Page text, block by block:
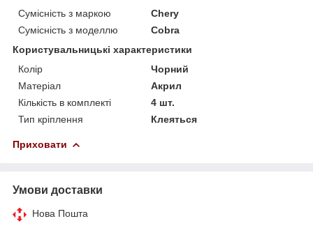
Сумісність з маркою
Chery
Сумісність з моделлю
Cobra
Користувальницькі характеристики
Колір
Чорний
Матеріал
Акрил
Кількість в комплекті
4 шт.
Тип кріплення
Клеяться
Приховати
Умови доставки
Нова Пошта